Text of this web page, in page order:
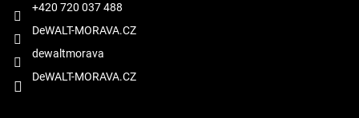
+420 720 037 488
DeWALT-MORAVA.CZ
dewaltmorava
DeWALT-MORAVA.CZ